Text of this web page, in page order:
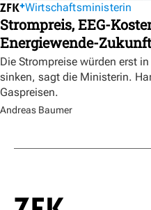
Wirtschaftsministerin
Strompreis, EEG-
Energiewende-Zukunft
Die Strompreise würden erst
sinken, sagt die Ministerin.
Gaspreisen.
Andreas Baumer